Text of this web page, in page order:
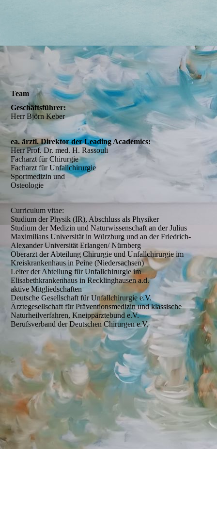
Team
Geschäftsführer:
Herr Björn Keber
ea. ärztl. Direktor der Leading Academics:
Herr Prof. Dr. med. H. Rassouli
Facharzt für Chirurgie
Facharzt für Unfallchirurgie
Sportmedizin und
Osteologie
Curriculum vitae:
Studium der Physik (IR), Abschluss als Physiker
Studium der Medizin und Naturwissenschaft an der Julius
Maximilians Universität in Würzburg und an der Friedrich-
Alexander Universität Erlangen/ Nürnberg
Oberarzt der Abteilung Chirurgie und Unfallchirurgie im
Kreiskrankenhaus in Peine (Niedersachsen)
Leiter der Abteilung für Unfallchirurgie im
Elisabethkrankenhaus in Recklinghausen a.d.
aktive Mitgliedschaften
Deutsche Gesellschaft für Unfallchirurgie e.V.
Ärztegesellschaft für Präventionsmedizin und klassische
Naturheilverfahren, Kneippärztebund e.V.
Berufsverband der Deutschen Chirurgen e.V.
AGB´S
Datenschutz
Widerrufsbelehrung
Leading Academics Art